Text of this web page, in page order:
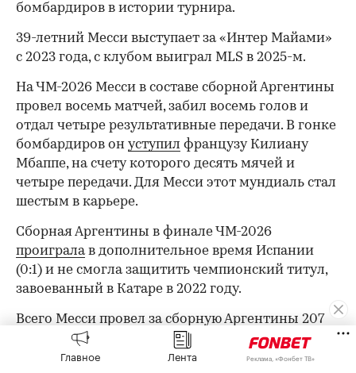
00:00 / 00:00
бомбардиров в истории турнира.
39-летний Месси выступает за «Интер Майами»
с 2023 года, с клубом выиграл MLS в 2025-м.
На ЧМ-2026 Месси в составе сборной Аргентины
провел восемь матчей, забил восемь голов и
отдал четыре результативные передачи. В гонке
бомбардиров он уступил французу Килиану
Мбаппе, на счету которого десять мячей и
четыре передачи. Для Месси этот мундиаль стал
шестым в карьере.
Сборная Аргентины в финале ЧМ-2026
проигралав дополнительное время Испании
(0:1) и не смогла защитить чемпионский титул,
завоеванный в Катаре в 2022 году.
Всего Месси провел за сборную Аргентины 207
игр и забил 125 мячей.
Главное Лента Реклама, «Фонбет ТВ»